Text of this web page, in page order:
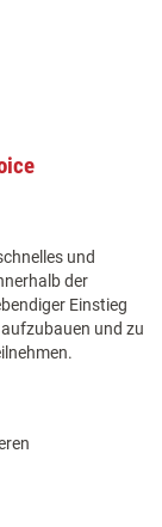
und
der
Einstieg
und zu